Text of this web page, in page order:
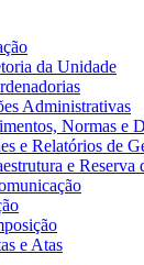
da Unidade
Administrativas
Normas e
e Relatórios de
e
e Atas